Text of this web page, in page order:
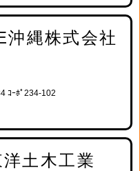
沖縄株式会社
ｺｰﾎﾟ234-102
土木工業